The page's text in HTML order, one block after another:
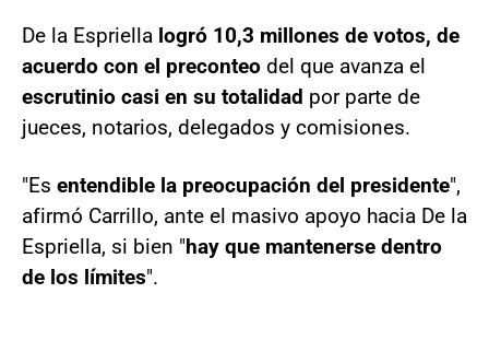
De la Espriella logró 10,3 millones de votos, de
acuerdo con el preconteo del que avanza el
escrutinio casi en su totalidad por parte de
jueces, notarios, delegados y comisiones.
"Es entendible la preocupación del presidente",
afirmó Carrillo, ante el masivo apoyo hacia De la
Espriella, si bien "hay que mantenerse dentro
de los límites".